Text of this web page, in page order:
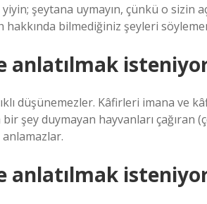
şeytana uymayın, çünkü o sizin
hakkında bilmediğiniz şeyleri
anlatılmak
düşünemezler. Kâfirleri imana ve
şey duymayan hayvanları çağıran
anlatılmak